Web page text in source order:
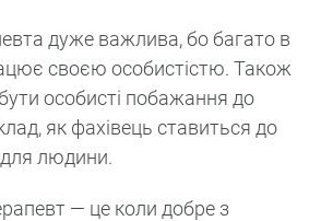
дуже важлива, бо багато в
своєю особистістю. Також
особисті побажання до
як фахівець ставиться до
людини.
— це коли добре з